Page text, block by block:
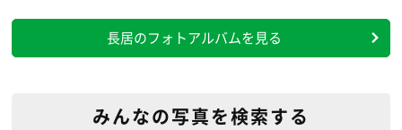
長居のフォトアルバムを見る
みんなの写真を検索する